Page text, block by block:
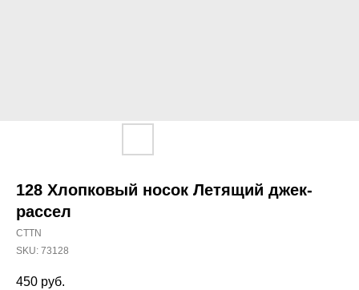
128 Хлопковый носок Летящий джек-
рассел
CTTN
SKU: 73128
450 руб.